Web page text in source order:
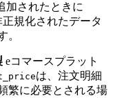
加されたときに
規化されたデータ
。
eコマースプラット
は、注文明細
繁に必要とされる場